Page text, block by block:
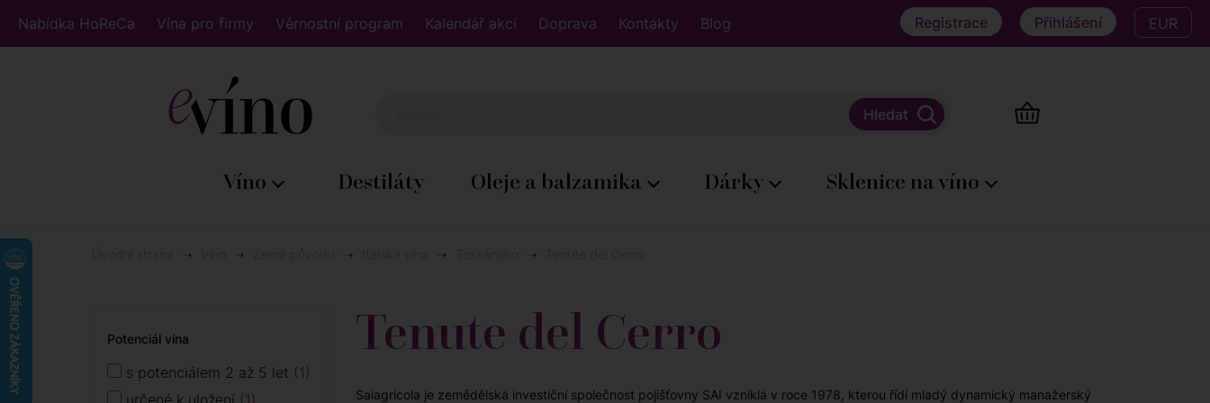
Nabídka HoReCa Vína pro firmy Věrnostní program Kalendář akcí Doprava Kontakty Blog Registrace Přihlášení EUR
Víno Destiláty Oleje a balzamika Dárky Sklenice na víno
Tenute del Cerro
Saiagricola je zemědělská investiční společnost pojišťovny SAI vzniklá v roce 1978, kterou řídí mladý dynamický manažerský
Potenciál vína
s potenciálem 2 až 5 let
1
určené k uložení
1